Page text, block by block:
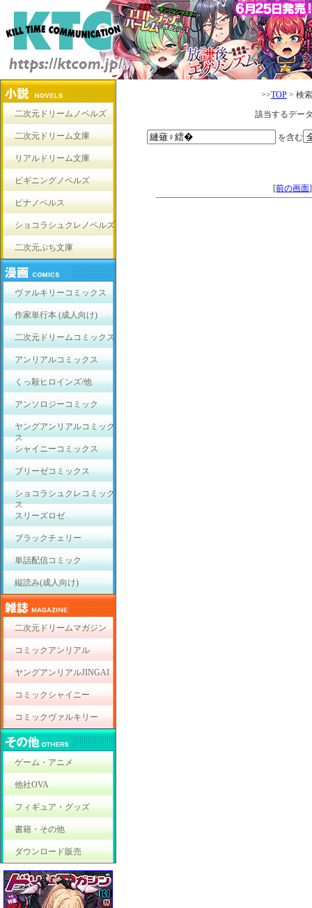
二次元ドリームノベルズ
二次元ドリーム文庫
リアルドリーム文庫
ビギニングノベルズ
ピナノベルス
ショコラシュクレノベルズ
二次元ぷち文庫
ヴァルキリーコミックス
作家単行本 (成人向け)
二次元ドリームコミックス
アンリアルコミックス
くっ殺ヒロインズ/他
アンソロジーコミック
ヤングアンリアルコミック
ス
シャイニーコミックス
ブリーゼコミックス
ショコラシュクレコミック
ス
スリーズロゼ
ブラックチェリー
単話配信コミック
縦読み(成人向け)
二次元ドリームマガジン
コミックアンリアル
ヤングアンリアルJINGAI
コミックシャイニー
コミックヴァルキリー
ゲーム・アニメ
他社OVA
フィギュア・グッズ
書籍・その他
ダウンロード販売
>>TOP > 検
該当するデー
を含む
[前の画面